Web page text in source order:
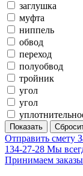
заглушка
муфта
ниппель
обвод
переход
полуобвод
тройник
угол
угол
Отправить смету
134-27-28 Мы
Принимаем